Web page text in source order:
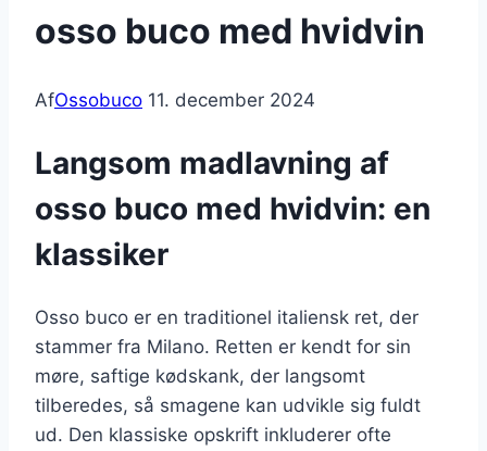
osso buco med hvidvin
AfOssobuco 11. december 2024
Langsom madlavning af
osso buco med hvidvin: en
klassiker
Osso buco er en traditionel italiensk ret, der
stammer fra Milano. Retten er kendt for sin
møre, saftige kødskank, der langsomt
tilberedes, så smagene kan udvikle sig fuldt
ud. Den klassiske opskrift inkluderer ofte